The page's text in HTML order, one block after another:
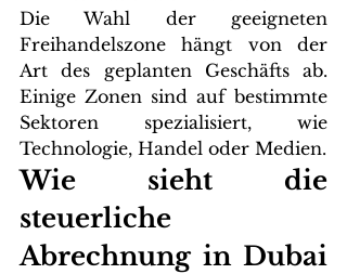
Die Wahl der geeigneten
Freihandelszone hängt von der
Art des geplanten Geschäfts ab.
Einige Zonen sind auf bestimmte
Sektoren spezialisiert, wie
Technologie, Handel oder Medien.
Wie sieht die
steuerliche
Abrechnung in Dubai